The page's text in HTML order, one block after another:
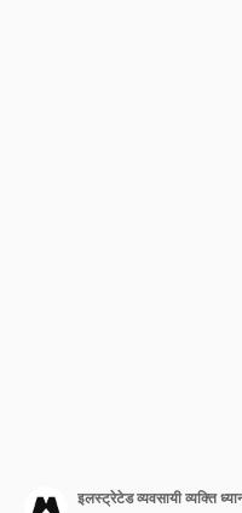
इलस्ट्रेटेड व्यवसायी व्यक्ति